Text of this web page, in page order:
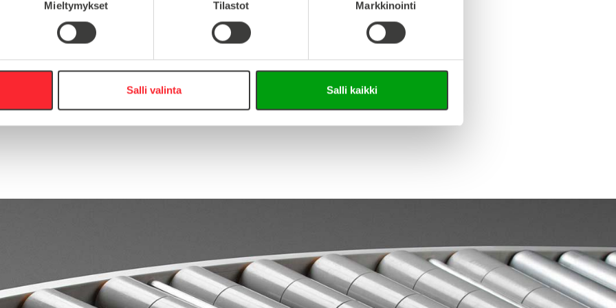
Mieltymykset Tilastot Markkinointi
Salli valinta Salli kaikki